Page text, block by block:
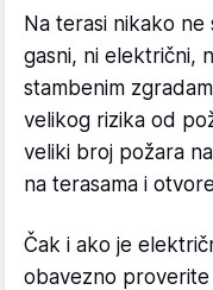
Na terasi nikako
gasni, ni električni,
stambenim
velikog rizika od
veliki broj požara
na terasama i
Čak i ako je
obavezno